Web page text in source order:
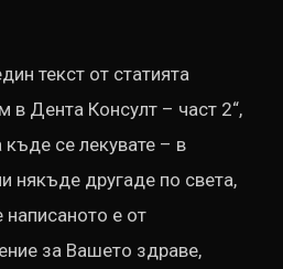
текст от статията
в Дента Консулт – част 2“,
се лекувате – в
някъде другаде по света,
е от
за Вашето здраве,